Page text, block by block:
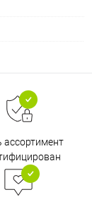
ассортимент